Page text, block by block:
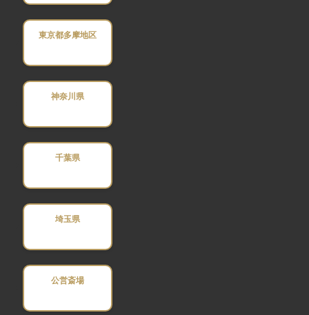
東京都多摩地区
神奈川県
千葉県
埼玉県
公営斎場